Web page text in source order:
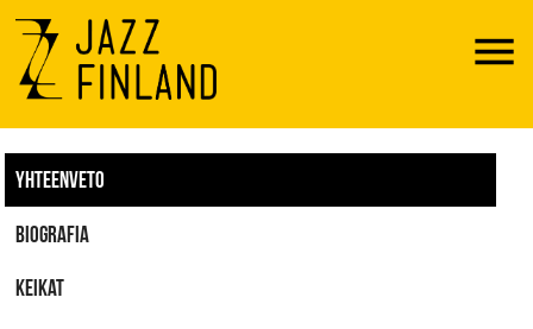
Menu
YHTEENVETO
BIOGRAFIA
KEIKAT